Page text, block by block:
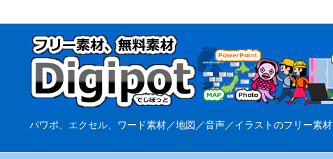
パワポ、エクセル、ワード素材／地図／音声／イラストのフリー素材